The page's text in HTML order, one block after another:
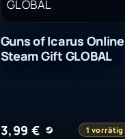
Guns of Icarus Online
Steam Gift GLOBAL
3,99€ 1 vorrätig